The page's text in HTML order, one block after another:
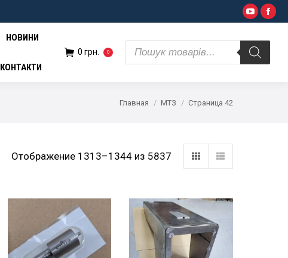
НОВИНИ
КОНТАКТИ
0грн. 0
Поиск
товаров
Главная МТЗ Страница 42
Отображение 1313–1344 из 5837
товаров